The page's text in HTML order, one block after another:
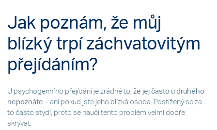
Jak poznám, že můj
blízký trpí záchvatovitým
přejídáním?
U psychogenního přejídání je zrádné to, že jej často u druhého
nepoznáte – ani pokud jste jeho blízká osoba. Postižený se za
to často stydí, proto se naučí tento problém velmi dobře
skrývat.